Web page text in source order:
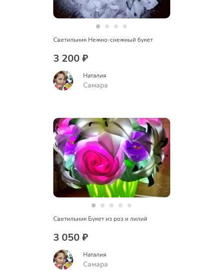
Светильник Нежно-снежный букет
3 200 ₽
Наталия
Самара
Светильник Букет из роз и лилий
3 050 ₽
Наталия
Самара